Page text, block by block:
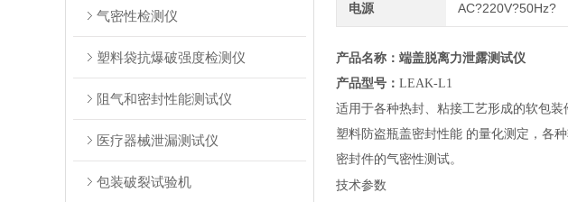
气密性检测仪
塑料袋抗爆破强度检测仪
阻气和密封性能测试仪
医疗器械泄漏测试仪
包装破裂试验机
电源 AC?220V?50Hz?
产品名称： 端盖脱离力泄露测试仪
产品型号： LEAK-L1
适用于各种热封、粘接工艺形成的软包
塑料防盗瓶盖密封性能 的量化测定，各
密封件的气密性测试。
技术参数